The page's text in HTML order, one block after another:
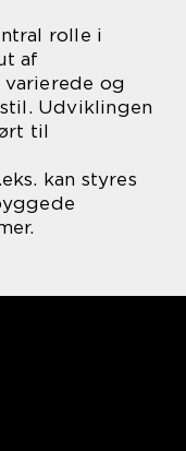
rolle i
af
og
Udviklingen
til
kan styres